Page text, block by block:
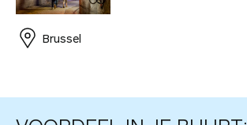
Brussel